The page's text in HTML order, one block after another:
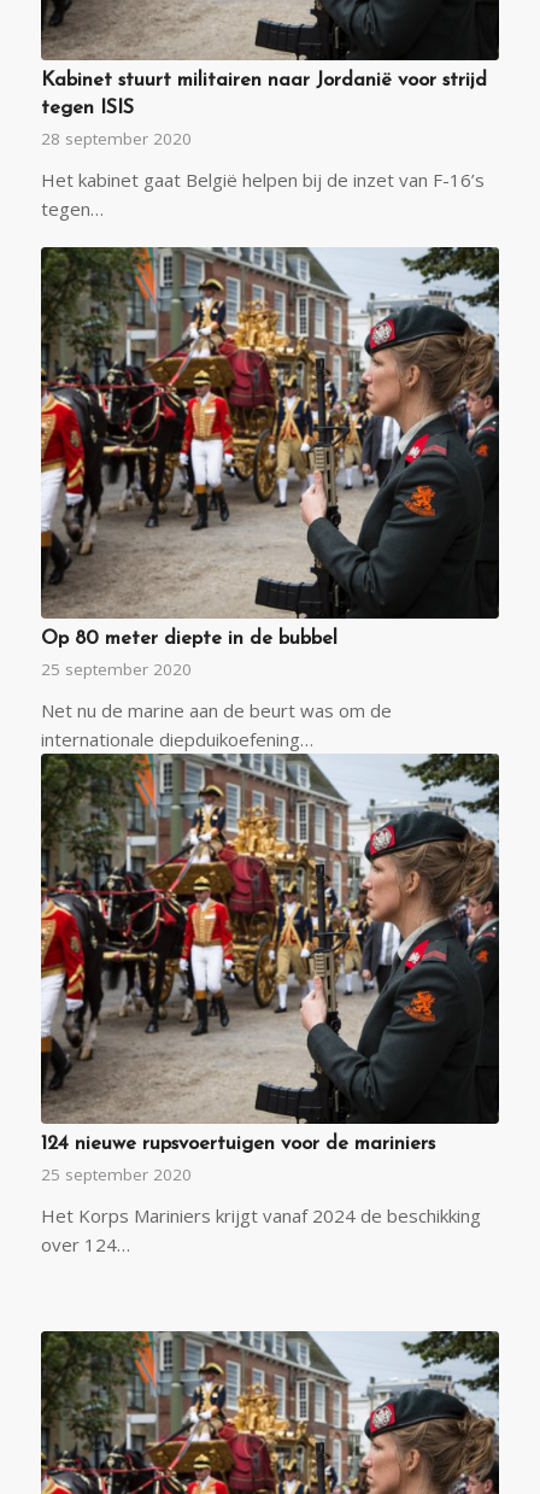
Kabinet stuurt militairen naar Jordanië voor strijd
tegen ISIS
28 september 2020
Het kabinet gaat België helpen bij de inzet van F-16’s
tegen…
Op 80 meter diepte in de bubbel
25 september 2020
Net nu de marine aan de beurt was om de
internationale diepduikoefening…
124 nieuwe rupsvoertuigen voor de mariniers
25 september 2020
Het Korps Mariniers krijgt vanaf 2024 de beschikking
over 124…